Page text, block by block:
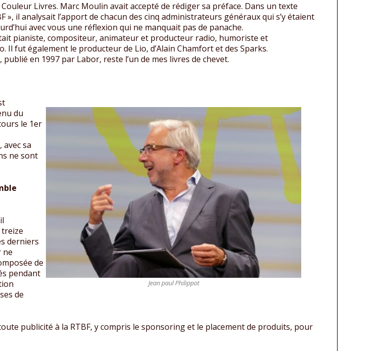
volume.
Livres. Marc Moulin avait accepté de rédiger sa préface. Dans un texte
», il analysait l’apport de chacun des cinq administrateurs généraux qui s’y étaient
avec vous une réflexion qui ne manquait pas de panache.
pianiste, compositeur, animateur et producteur radio, humoriste et
fut également le producteur de Lio, d’Alain Chamfort et des Sparks.
publié en 1997 par Labor, reste l’un de mes livres de chevet.
Jean paul Philippot
du
le 1er
sa
ne sont
derniers
ne
de
pendant
de
publicité à la RTBF, y compris le sponsoring et le placement de produits, pour